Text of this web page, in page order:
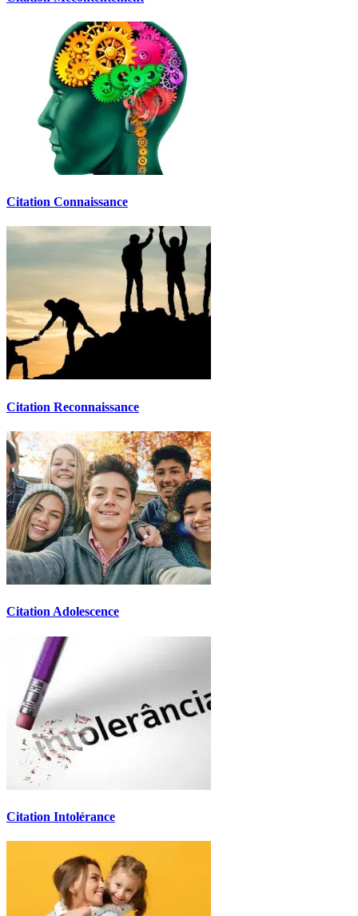
Citation Connaissance
Citation Reconnaissance
Citation Adolescence
Citation Intolérance